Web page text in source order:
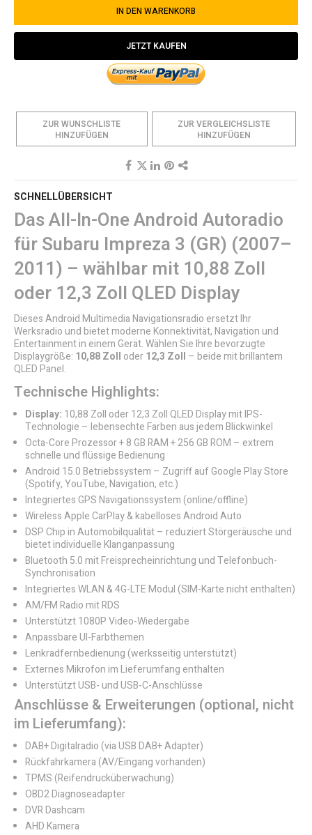
IN DEN WARENKORB
JETZT KAUFEN
ZUR WUNSCHLISTE
HINZUFÜGEN
ZUR VERGLEICHSLISTE
HINZUFÜGEN
SCHNELLÜBERSICHT
Das All-In-One Android Autoradio
für Subaru Impreza 3 (GR) (2007–
2011) – wählbar mit 10,88 Zoll
oder 12,3 Zoll QLED Display
Dieses Android Multimedia Navigationsradio ersetzt Ihr
Werksradio und bietet moderne Konnektivität, Navigation und
Entertainment in einem Gerät. Wählen Sie Ihre bevorzugte
Displaygröße: 10,88 Zoll oder12,3 Zoll – beide mit brillantem
QLED Panel.
Technische Highlights:
Display: 10,88 Zoll oder 12,3 Zoll QLED Display mit IPS-
Technologie – lebensechte Farben aus jedem Blickwinkel
Octa-Core Prozessor + 8 GB RAM + 256 GB ROM – extrem
schnelle und flüssige Bedienung
Android 15.0 Betriebssystem – Zugriff auf Google Play Store
(Spotify, YouTube, Navigation, etc.)
Integriertes GPS Navigationssystem (online/offline)
Wireless Apple CarPlay & kabelloses Android Auto
DSP Chip in Automobilqualität – reduziert Störgeräusche und
bietet individuelle Klanganpassung
Bluetooth 5.0 mit Freisprecheinrichtung und Telefonbuch-
Synchronisation
Integriertes WLAN & 4G-LTE Modul (SIM-Karte nicht enthalten)
AM/FM Radio mit RDS
Unterstützt 1080P Video-Wiedergabe
Anpassbare UI-Farbthemen
Lenkradfernbedienung (werksseitig unterstützt)
Externes Mikrofon im Lieferumfang enthalten
Unterstützt USB- und USB-C-Anschlüsse
Anschlüsse & Erweiterungen (optional, nicht
im Lieferumfang):
DAB+ Digitalradio (via USB DAB+ Adapter)
Rückfahrkamera (AV/Eingang vorhanden)
TPMS (Reifendrucküberwachung)
OBD2 Diagnoseadapter
DVR Dashcam
AHD Kamera